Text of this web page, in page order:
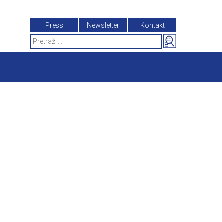
Press Newsletter
Kontakt
Search
for: